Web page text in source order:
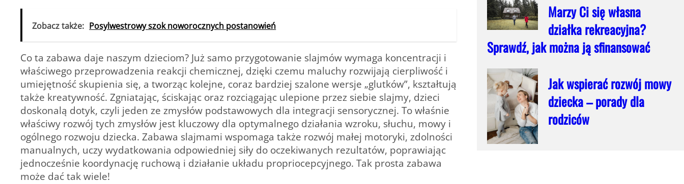
Zobacz także: Posylwestrowy szok noworocznych postanowień
Co ta zabawa daje naszym dzieciom? Już samo przygotowanie slajmów wymaga koncentracji i
właściwego przeprowadzenia reakcji chemicznej, dzięki czemu maluchy rozwijają cierpliwość i
umiejętność skupienia się, a tworząc kolejne, coraz bardziej szalone wersje „glutków”, kształtują
także kreatywność. Zgniatając, ściskając oraz rozciągając ulepione przez siebie slajmy, dzieci
doskonalą dotyk, czyli jeden ze zmysłów podstawowych dla integracji sensorycznej. To właśnie
właściwy rozwój tych zmysłów jest kluczowy dla optymalnego działania wzroku, słuchu, mowy i
ogólnego rozwoju dziecka. Zabawa slajmami wspomaga także rozwój małej motoryki, zdolności
manualnych, uczy wydatkowania odpowiedniej siły do oczekiwanych rezultatów, poprawiając
jednocześnie koordynację ruchową i działanie układu propriocepcyjnego. Tak prosta zabawa
może dać tak wiele!
Marzy Ci się własna
działka rekreacyjna?
Sprawdź, jak można ją sfinansować
Jak wspierać rozwój mowy
dziecka – porady dla
rodziców